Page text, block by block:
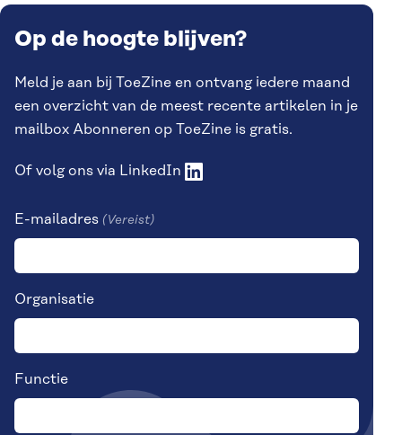
Op de hoogte blijven?
Meld je aan bij ToeZine en ontvang iedere maand
een overzicht van de meest recente artikelen in je
mailbox Abonneren op ToeZine is gratis.
Of volg ons via LinkedIn
E-mailadres (Vereist)
Organisatie
Functie